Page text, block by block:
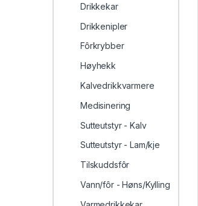
Drikkekar
Drikkenipler
Fôrkrybber
Høyhekk
Kalvedrikkvarmere
Medisinering
Sutteutstyr - Kalv
Sutteutstyr - Lam/kje
Tilskuddsfôr
Vann/fôr - Høns/Kylling